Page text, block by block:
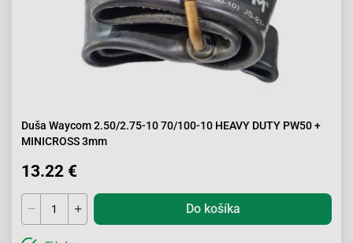
Duša Waycom 2.50/2.75-10 70/100-10 HEAVY DUTY PW50 +
MINICROSS 3mm
13.22 €
Do košíka